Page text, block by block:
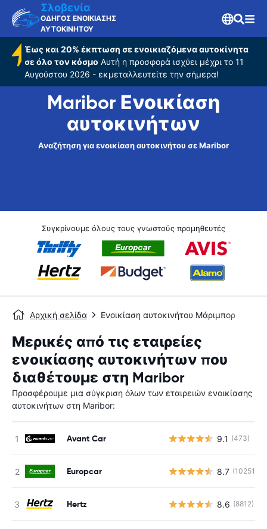
Σλοβενία
ΟΔΗΓΟΣ ΕΝΟΙΚΙΑΣΗΣ
ΑΥΤΟΚΙΝΗΤΟΥ
Έως και 20% έκπτωση σε ενοικιαζόμενα αυτοκίνητα
σε όλο τον κόσμο Αυτή η προσφορά ισχύει μέχρι το 11
Αυγούστου 2026 - εκμεταλλευτείτε την σήμερα!
Maribor Ενοικίαση
αυτοκινήτων
Αναζήτηση για ενοικίαση αυτοκινήτου σε Maribor
Συγκρίνουμε όλους τους γνωστούς προμηθευτές
Αρχική σελίδα Ενοικίαση αυτοκινήτου Μάριμπορ
Μερικές από τις εταιρείες
ενοικίασης αυτοκινήτων που
διαθέτουμε στη Maribor
Προσφέρουμε μια σύγκριση όλων των εταιρειών ενοικίασης
αυτοκινήτων στη Maribor:
Avant Car 9.1 (473)
Europcar 8.7 (10251)
Hertz 8.6 (8812)